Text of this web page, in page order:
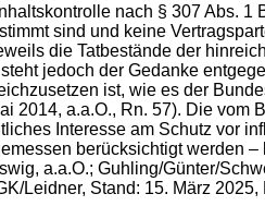
nach § 307 Abs.
sind und keine
die Tatbestände der
jedoch der Gedanke
ist, wie es der
2014, a.a.O., Rn. 57). Die
Interesse am Schutz vor
berücksichtigt werden
a.a.O.; Guhling/Günter/
Leidner, Stand: 15. März